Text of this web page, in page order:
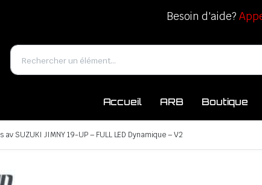
Besoin d'aide?
Accueil ARB Boutique
av SUZUKI JIMNY 19-UP – FULL LED Dynamique – V2